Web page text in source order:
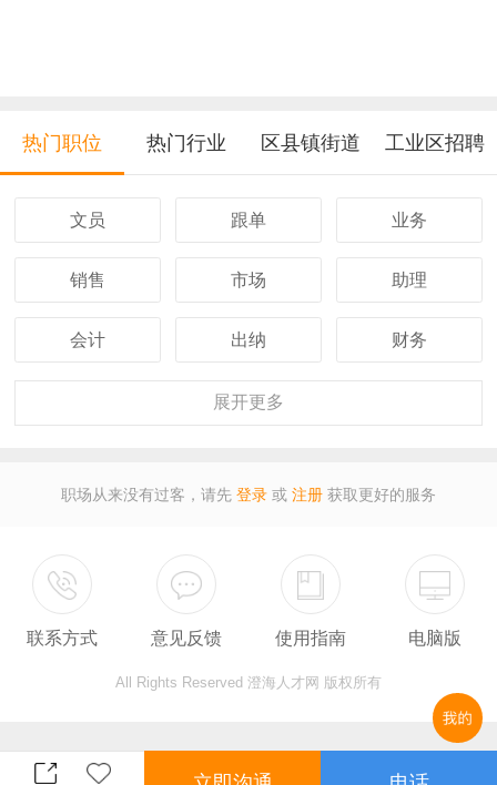
热门职位 热门行业 区县镇街道 工业区招聘
文员 跟单 业务
销售 市场 助理
会计 出纳 财务
行政
保安 翻译
广告 收银
总监
展开更多
职场从来没有过客，请先 登录 或 注册 获取更好的服务
联系方式 意见反馈 使用指南 电脑版
All Rights Reserved 澄海人才网 版权所有